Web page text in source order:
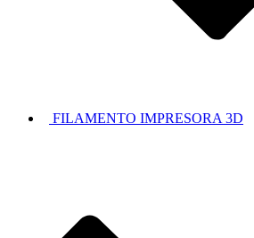
FILAMENTO IMPRESORA 3D